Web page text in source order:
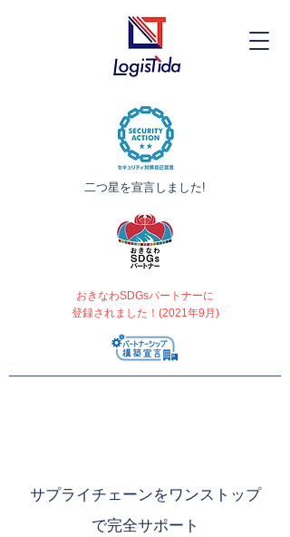
​サプライチェーンをワンストップ
で完全サポート
​二つ星を宣言しました!
おきなわSDGsパートナーに
登録されました！(2021年9月)